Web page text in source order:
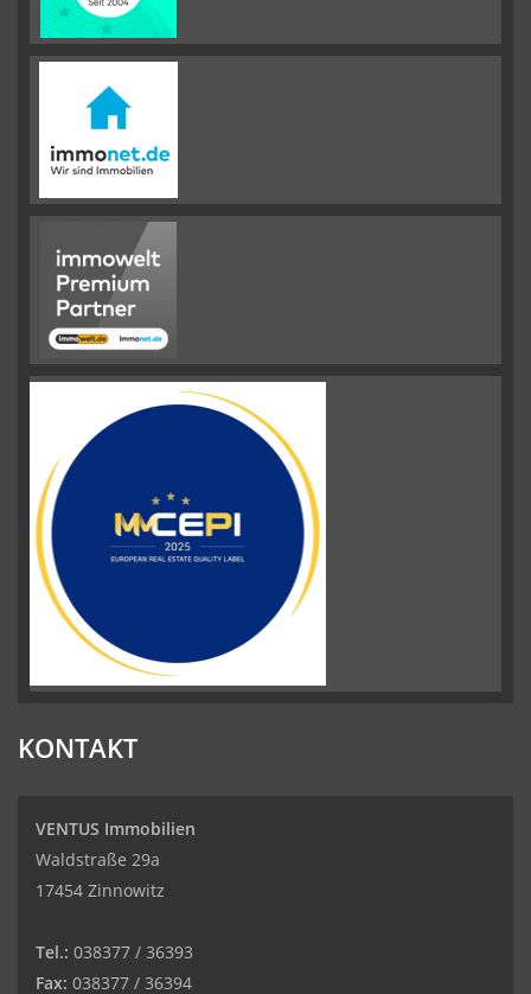
KONTAKT
VENTUS Immobilien
Waldstraße 29a
17454 Zinnowitz
Tel.: 038377 / 36393
Fax: 038377 / 36394